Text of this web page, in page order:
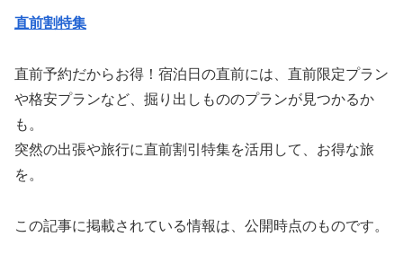
直前割特集
直前予約だからお得！宿泊日の直前には、直前限定プラン
や格安プランなど、掘り出しもののプランが見つかるか
も。
突然の出張や旅行に直前割引特集を活用して、お得な旅
を。
この記事に掲載されている情報は、公開時点のものです。